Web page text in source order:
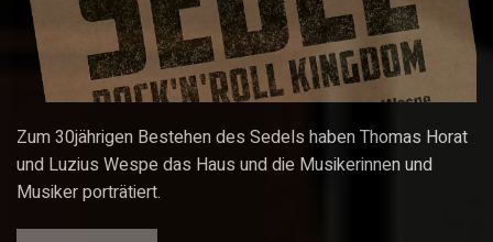
Zum 30jährigen Bestehen des Sedels haben Thomas Horat
und Luzius Wespe das Haus und die Musikerinnen und
Musiker porträtiert.